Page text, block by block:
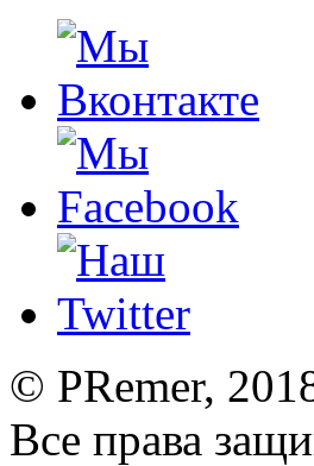
© PRemer,
Все права